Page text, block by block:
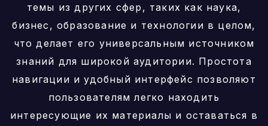
темы из других сфер, таких как наука,
бизнес, образование и технологии в целом,
что делает его универсальным источником
знаний для широкой аудитории. Простота
навигации и удобный интерфейс позволяют
пользователям легко находить
интересующие их материалы и оставаться в